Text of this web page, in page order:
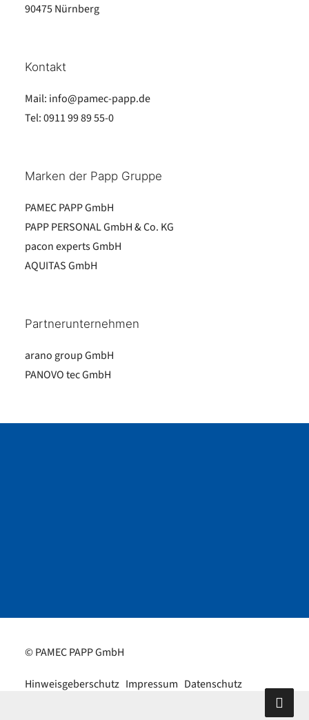
90475 Nürnberg
Kontakt
Mail: info@pamec-papp.de
Tel:0911 99 89 55-0
Marken der Papp Gruppe
PAMEC PAPP GmbH
PAPP PERSONAL GmbH & Co. KG
pacon experts GmbH
AQUITAS GmbH
Partnerunternehmen
arano group GmbH
PANOVO tec GmbH
© PAMEC PAPP GmbH
Hinweisgeberschutz Impressum Datenschutz